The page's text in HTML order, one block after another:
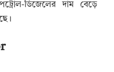
ডিজেলের দাম বেড়ে